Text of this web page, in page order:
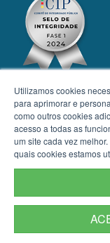
Utilizamos cookies
para aprimorar e
como outros cookies
acesso a todas as
um site cada vez
quais cookies estamos